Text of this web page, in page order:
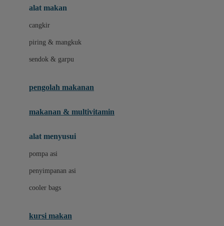
I
Joie
Jurassic World
Kumon
alat makan
cangkir
piring & mangkuk
sendok & garpu
pengolah makanan
makanan & multivitamin
alat menyusui
pompa asi
penyimpanan asi
cooler bags
kursi makan